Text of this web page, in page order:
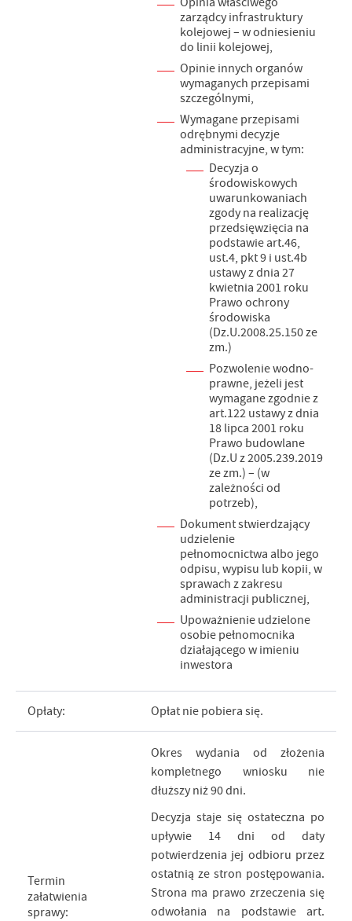
zarządcy infrastruktury
kolejowej – w odniesieniu
do linii kolejowej,
Opinie innych organów
wymaganych przepisami
szczególnymi,
Wymagane przepisami
odrębnymi decyzje
administracyjne, w tym:
Decyzja o
środowiskowych
uwarunkowaniach
zgody na realizację
przedsięwzięcia na
podstawie art.46,
ust.4, pkt 9 i ust.4b
ustawy z dnia 27
kwietnia 2001 roku
Prawo ochrony
środowiska
(Dz.U.2008.25.150 ze
zm.)
Pozwolenie wodno-
prawne, jeżeli jest
wymagane zgodnie z
art.122 ustawy z dnia
18 lipca 2001 roku
Prawo budowlane
(Dz.U z 2005.239.2019
ze zm.) – (w
zależności od
potrzeb),
Dokument stwierdzający
udzielenie
pełnomocnictwa albo jego
odpisu, wypisu lub kopii, w
sprawach z zakresu
administracji publicznej,
Upoważnienie udzielone
osobie pełnomocnika
działającego w imieniu
inwestora
Opłaty: Opłat nie pobiera się.
Termin
załatwienia
sprawy:
Okres wydania od złożenia
kompletnego wniosku nie
dłuższy niż 90 dni.
Decyzja staje się ostateczna po
upływie 14 dni od daty
potwierdzenia jej odbioru przez
ostatnią ze stron postępowania.
Strona ma prawo zrzeczenia się
odwołania na podstawie art.